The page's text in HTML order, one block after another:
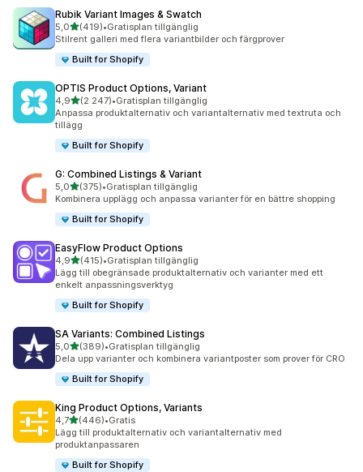
Rubik Variant Images & Swatch
5,0av 5 stjärnor
(419)
419 recensioner totalt
•Gratisplan tillgänglig
Stilrent galleri med flera variantbilder och färgprover
Built for Shopify
OPTIS Product Options, Variant
4,9av 5 stjärnor
(2 247)
2247 recensioner totalt
•Gratisplan tillgänglig
Anpassa produktalternativ och variantalternativ med textruta och
tillägg
Built for Shopify
G: Combined Listings & Variant
5,0av 5 stjärnor
(375)
375 recensioner totalt
•Gratisplan tillgänglig
Kombinera upplägg och anpassa varianter för en bättre shopping
Built for Shopify
EasyFlow Product Options
4,9av 5 stjärnor
(415)
415 recensioner totalt
•Gratisplan tillgänglig
Lägg till obegränsade produktalternativ och varianter med ett
enkelt anpassningsverktyg
Built for Shopify
SA Variants: Combined Listings
5,0av 5 stjärnor
(389)
389 recensioner totalt
•Gratisplan tillgänglig
Dela upp varianter och kombinera variantposter som prover för CRO
Built for Shopify
King Product Options, Variants
4,7av 5 stjärnor
(446)
446 recensioner totalt
•Gratis
Lägg till produktalternativ och variantalternativ med
produktanpassaren
Built for Shopify